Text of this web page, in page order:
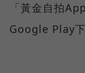
「黃金自拍
Google Play下